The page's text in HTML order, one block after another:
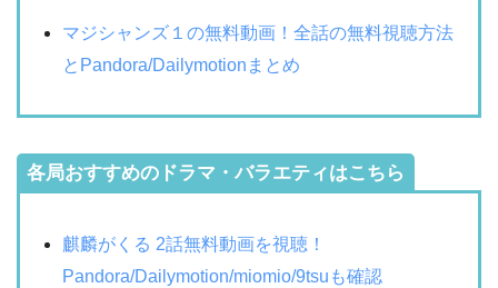
マジシャンズ１の無料動画！全話の無料視聴方法
とPandora/Dailymotionまとめ
各局おすすめのドラマ・バラエティはこちら
麒麟がくる 2話無料動画を視聴！
Pandora/Dailymotion/miomio/9tsuも確認